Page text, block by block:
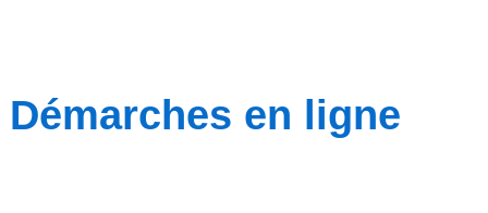
Démarches en ligne